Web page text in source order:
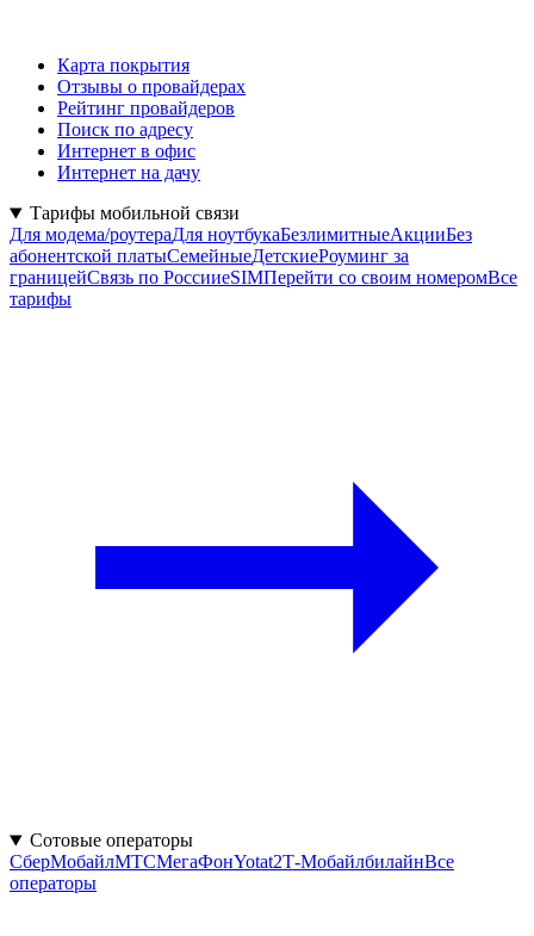
Карта покрытия
Отзывы о провайдерах
Рейтинг провайдеров
Поиск по адресу
Интернет в офис
Интернет на дачу
Тарифы мобильной связи
Для модема/роутераДля ноутбукаБезлимитныеАкцииБез
абонентской платыСемейныеДетскиеРоуминг за
границейСвязь по РоссииeSIMПерейти со своим номеромВсе
тарифы
Сотовые операторы
СберМобайлМТСМегаФонYotat2Т‑МобайлбилайнВсе
операторы